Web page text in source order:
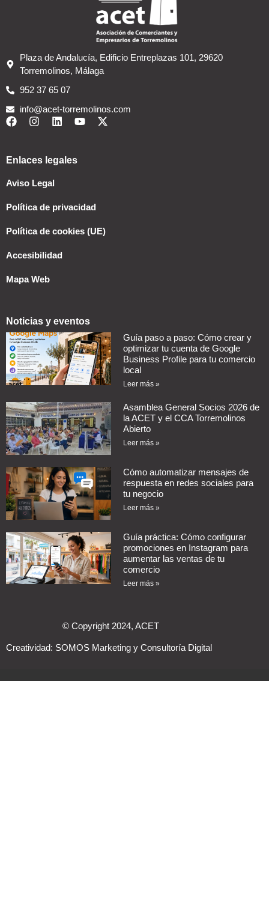
Plaza de Andalucía, Edificio Entreplazas 101, 29620
Torremolinos, Málaga
952 37 65 07
info@acet-torremolinos.com
Enlaces legales
Aviso Legal
Política de privacidad
Política de cookies (UE)
Accesibilidad
Mapa Web
Noticias y eventos
Guía paso a paso: Cómo crear y
optimizar tu cuenta de Google
Business Profile para tu comercio
local
Leer más »
Asamblea General Socios 2026 de
la ACET y el CCA Torremolinos
Abierto
Leer más »
Cómo automatizar mensajes de
respuesta en redes sociales para
tu negocio
Leer más »
Guía práctica: Cómo configurar
promociones en Instagram para
aumentar las ventas de tu
comercio
Leer más »
© Copyright 2024, ACET
Creatividad: SOMOS Marketing y Consultoría Digital